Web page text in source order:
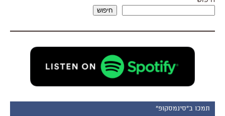
חיפוש
תמכו ב"סינמסקופ"